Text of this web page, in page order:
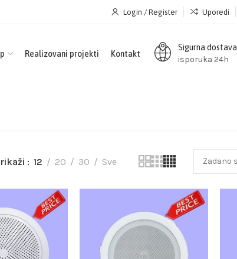
Login / Register Uporedi
Realizovani projekti Kontakt
Sigurna dostava
isporuka 24h
12 20 30 Sve